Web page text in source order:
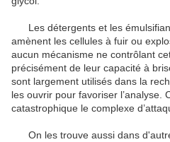
Les détergents et les
amènent les cellules à fuir ou
aucun mécanisme ne contrôlant
précisément de leur capacité à
sont largement utilisés dans la
les ouvrir pour favoriser l’analyse.
catastrophique le complexe
On les trouve aussi dans